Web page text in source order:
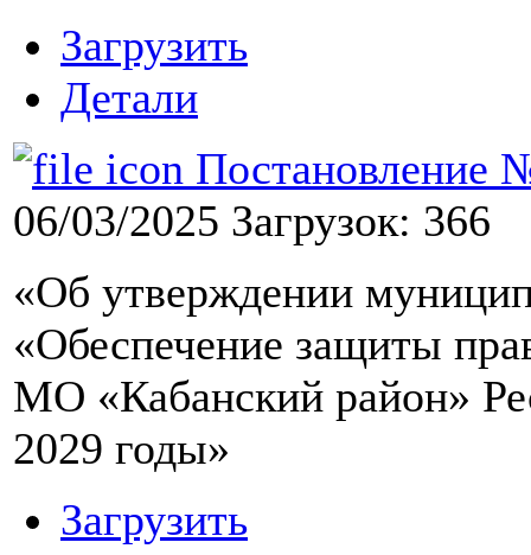
Загрузить
Детали
Постановление
06/03/2025 Загрузок: 366
«Об утверждении
«Обеспечение защиты
МО «Кабанский район»
2029 годы»
Загрузить